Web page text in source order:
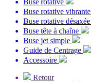
Buse rotative vibrante
Buse rotative désaxée
Buse tête à chaîne
Buse jet simple
Guide de Centrage
Accessoire
Retour